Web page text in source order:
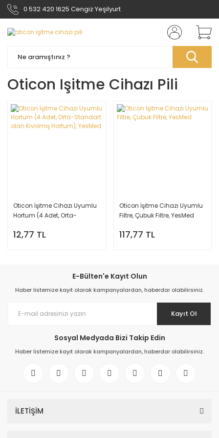
0 532 420 1625 Cengiz Yeşilyurt
Oticon Işitme Cihazı Pili
Oticon İşitme Cihazı Uyumlu
Hortum (4 Adet, Orta-
Hortum), YesMed
12,77 TL
Oticon İşitme Cihazı Uyumlu
Filtre, Çubuk Filtre, YesMed
117,77 TL
E-Bülten'e Kayıt Olun
Haber listemize kayıt olarak kampanyalardan, haberdar olabilirsiniz.
Kayıt Ol
Sosyal Medyada Bizi Takip Edin
Haber listemize kayıt olarak kampanyalardan, haberdar olabilirsiniz.
İLETİŞİM